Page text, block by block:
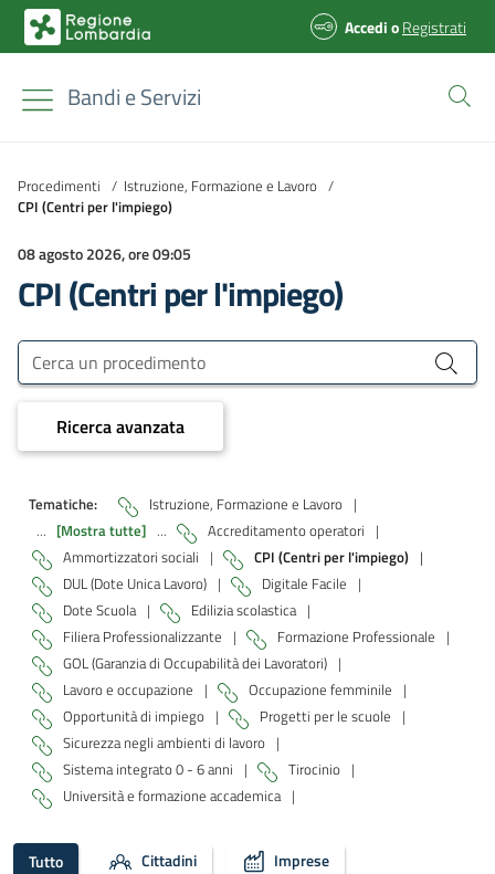
AccedioRegistrati
Bandi e Servizi
Procedimenti / Istruzione, Formazione e Lavoro /
CPI (Centri per l'impiego)
08 agosto 2026, ore 09:05
CPI (Centri per l'impiego)
Bandi e Servizi
Cerca un procedimento
Ricerca avanzata
Tematiche: Istruzione, Formazione e Lavoro |
... [Mostra tutte] ... Accreditamento operatori |
Ammortizzatori sociali | CPI (Centri per l'impiego) |
DUL (Dote Unica Lavoro) | Digitale Facile |
Dote Scuola | Edilizia scolastica |
Filiera Professionalizzante | Formazione Professionale |
GOL (Garanzia di Occupabilità dei Lavoratori) |
Lavoro e occupazione | Occupazione femminile |
Opportunità di impiego | Progetti per le scuole |
Sicurezza negli ambienti di lavoro |
Sistema integrato 0 - 6 anni | Tirocinio |
Università e formazione accademica |
Tutto Cittadini Imprese